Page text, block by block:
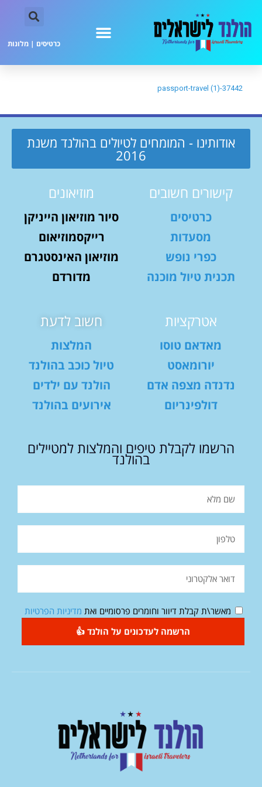
כרטיסים | מלונות
37442-passport-travel (1)
אודותינו - המומחים לטיולים בהולנד משנת
2016
קישורים חשובים
כרטיסים
מסעדות
כפרי נופש
תכנית טיול מוכנה
מוזיאונים
סיור מוזיאון הייניקן
רייקסמוזיאום
מוזיאון האינסטגרם
מדורדם
אטרקציות
מאדאם טוסו
יורומאסט
נדנדה מצפה אדם
דולפינריום
חשוב לדעת
המלצות
טיול כוכב בהולנד
הולנד עם ילדים
אירועים בהולנד
הרשמו לקבלת טיפים והמלצות למטיילים
בהולנד
מאשר\ת קבלת דיוור וחומרים פרסומיים ואת מדיניות הפרטיות
הרשמה לעדכונים על הולנד 👍